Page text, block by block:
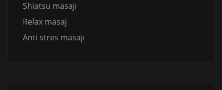
Shiatsu masajı
Relax masaj
Anti stres masajı